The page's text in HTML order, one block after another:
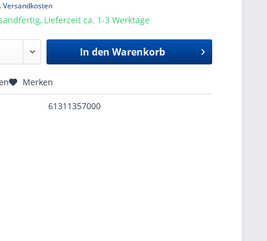
Versandkosten
Lieferzeit ca. 1-3 Werktage
In den Warenkorb
Merken
61311357000